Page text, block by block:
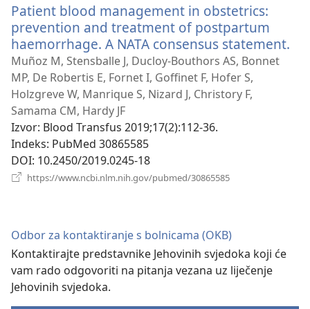
prozor)
Patient blood management in obstetrics:
prevention and treatment of postpartum
haemorrhage. A NATA consensus statement.
Muñoz M, Stensballe J, Ducloy-Bouthors AS, Bonnet
MP, De Robertis E, Fornet I, Goffinet F, Hofer S,
Holzgreve W, Manrique S, Nizard J, Christory F,
Samama CM, Hardy JF
Izvor‎: Blood Transfus 2019;17(2):112-36.
Indeks‎: PubMed 30865585
DOI‎: 10.2450/2019.0245-18
https://www.ncbi.nlm.nih.gov/pubmed/30865585
Odbor za kontaktiranje s bolnicama (OKB)
Kontaktirajte predstavnike Jehovinih svjedoka koji će
vam rado odgovoriti na pitanja vezana uz liječenje
Jehovinih svjedoka.